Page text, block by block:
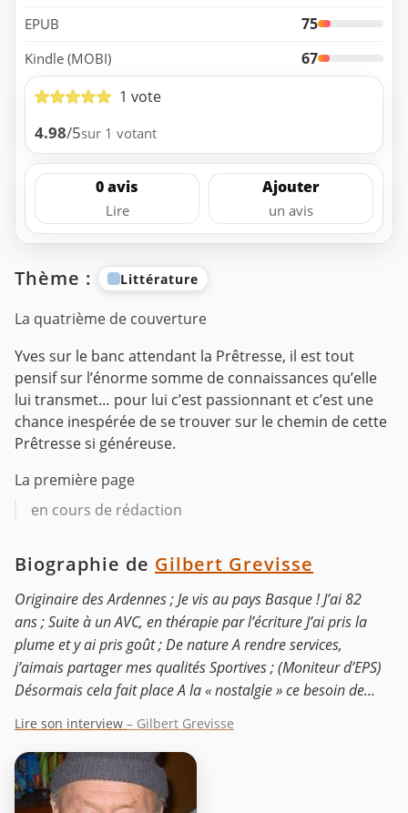
EPUB 75
Kindle (MOBI)
67
1 vote
4.98/5sur 1 votant
0 avis
Lire
Ajouter
un avis
Thème : Littérature
La quatrième de couverture
Yves sur le banc attendant la Prêtresse, il est tout
pensif sur l’énorme somme de connaissances qu’elle
lui transmet… pour lui c’est passionnant et c’est une
chance inespérée de se trouver sur le chemin de cette
Prêtresse si généreuse.
La première page
en cours de rédaction
Biographie de Gilbert Grevisse
Originaire des Ardennes ; Je vis au pays Basque ! J’ai 82
ans ; Suite à un AVC, en thérapie par l’écriture J’ai pris la
plume et y ai pris goût ; De nature A rendre services,
j’aimais partager mes qualités Sportives ; (Moniteur d’EPS)
Désormais cela fait place A la « nostalgie » ce besoin de...
Lire son interview – Gilbert Grevisse